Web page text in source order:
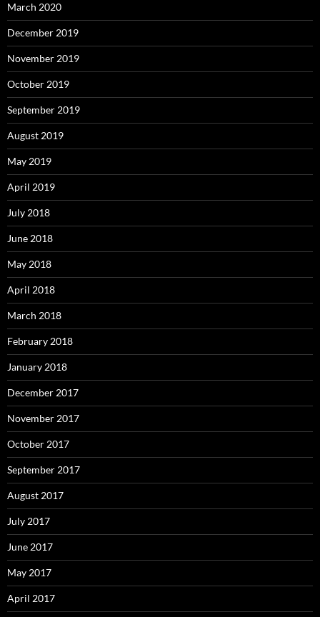
March 2020
December 2019
November 2019
October 2019
September 2019
August 2019
May 2019
April 2019
July 2018
June 2018
May 2018
April 2018
March 2018
February 2018
January 2018
December 2017
November 2017
October 2017
September 2017
August 2017
July 2017
June 2017
May 2017
April 2017